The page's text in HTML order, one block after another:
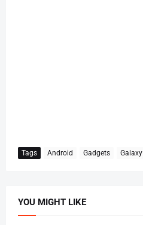
Tags Android Gadgets Galaxy
YOU MIGHT LIKE